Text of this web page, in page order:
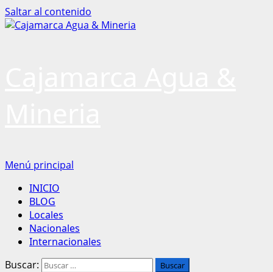
Saltar al contenido
Menú principal
INICIO
BLOG
Locales
Nacionales
Internacionales
Buscar: